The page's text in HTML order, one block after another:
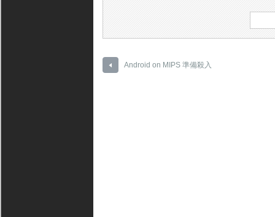
Android on MIPS 準備殺入